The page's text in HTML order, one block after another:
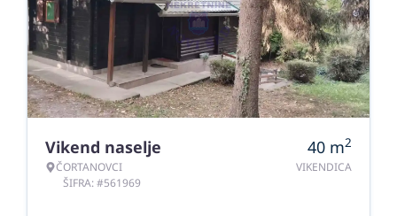
Vikend naselje
ČORTANOVCI
ŠIFRA: #561969
40 m2
VIKENDICA